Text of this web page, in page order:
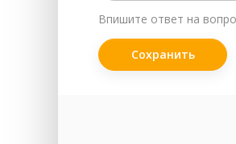
Впишите ответ на